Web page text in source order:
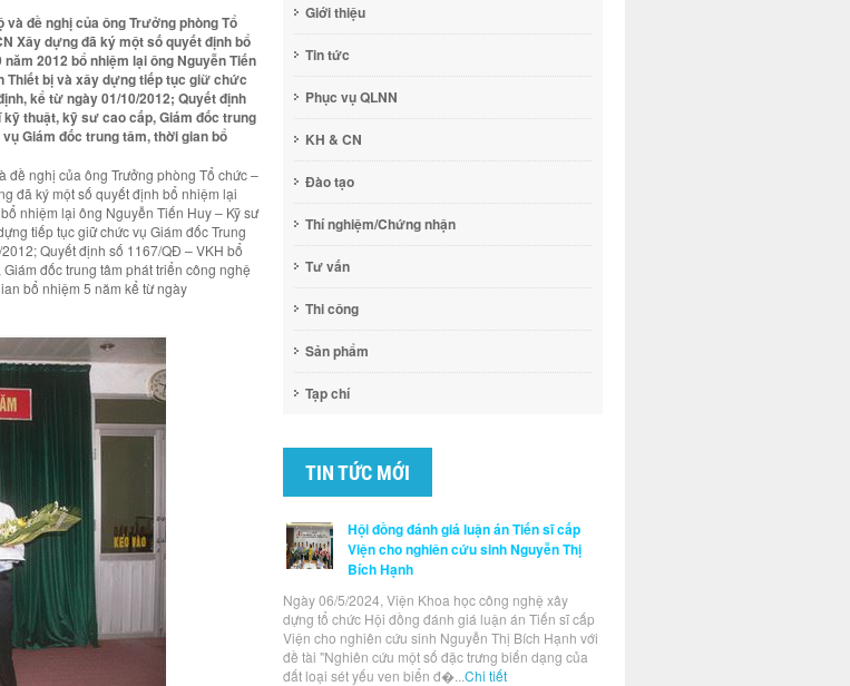
đề nghị của ông Trưởng phòng Tổ
Xây dựng đã ký một số quyết định bổ
2012 bổ nhiệm lại ông Nguyễn Tiến
Thiết bị và xây dựng tiếp tục giữ chức
kể từ ngày 01/10/2012; Quyết định
kỹ thuật, kỹ sư cao cấp, Giám đốc trung
Giám đốc trung tâm, thời gian bổ
đề nghị của ông Trưởng phòng Tổ chức –
đã ký một số quyết định bổ nhiệm lại
nhiệm lại ông Nguyễn Tiến Huy – Kỹ sư
tiếp tục giữ chức vụ Giám đốc Trung
Quyết định số 1167/QĐ – VKH bổ
đốc trung tâm phát triển công nghệ
bổ nhiệm 5 năm kể từ ngày
Giới thiệu
Tin tức
Phục vụ QLNN
KH & CN
Đào tạo
Thí nghiệm/Chứng nhận
Tư vấn
Thi công
Sản phẩm
Tạp chí
TIN TỨC MỚI
Hội đồng đánh giá luận án Tiến sĩ cấp
Viện cho nghiên cứu sinh Nguyễn Thị
Bích Hạnh
Ngày 06/5/2024, Viện Khoa học công nghệ xây
dựng tổ chức Hội đồng đánh giá luận án Tiến sĩ cấp
Viện cho nghiên cứu sinh Nguyễn Thị Bích Hạnh với
đề tài "Nghiên cứu một số đặc trưng biến dạng của
đất loại sét yếu ven biển đ�...Chi tiết